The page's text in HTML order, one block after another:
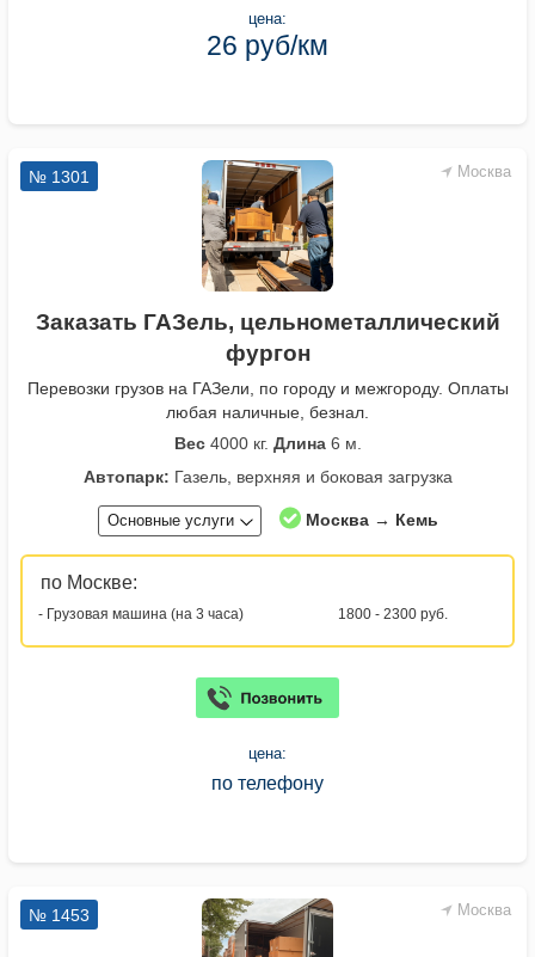
цена:
26 руб/км
Москва
№ 1301
Заказать ГАЗель, цельнометаллический
фургон
Перевозки грузов на ГАЗели, по городу и межгороду. Оплаты
любая наличные, безнал.
Вес4000 кг. Длина6 м.
Автопарк: Газель, верхняя и боковая загрузка
Основные услуги Москва → Кемь
по Москве:
- Грузовая машина (на 3 часа) 1800 - 2300 руб.
цена:
по телефону
Москва
№ 1453